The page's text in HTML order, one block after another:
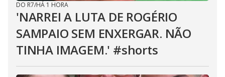
DO R7/HÁ 1 HORA
'NARREI A LUTA DE ROGÉRIO
SAMPAIO SEM ENXERGAR. NÃO
TINHA IMAGEM.' #shorts